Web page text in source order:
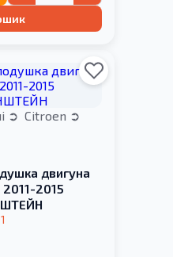
Citroen
двигуна
2015